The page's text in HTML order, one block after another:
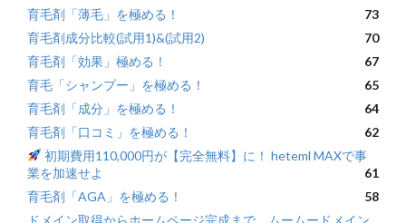
育毛剤「薄毛」を極める！
73
育毛剤成分比較(試用1)&(試用2)
70
育毛剤「効果」極める！
67
育毛「シャンプー」を極める！
65
育毛剤「成分」を極める！
64
育毛剤「口コミ」を極める！
62
初期費用110,000円が【完全無料】に！ heteml MAXで事
業を加速せよ
61
育毛剤「AGA」を極める！
58
ドメイン取得からホームページ完成まで。ムームードメイン